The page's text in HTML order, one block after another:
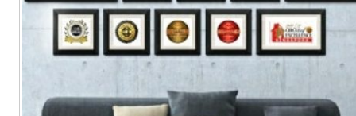
Tarima
Local
Comercial
Tarima
Vivienda
(Completa)
Tarima
Vivienda
(Parcial)